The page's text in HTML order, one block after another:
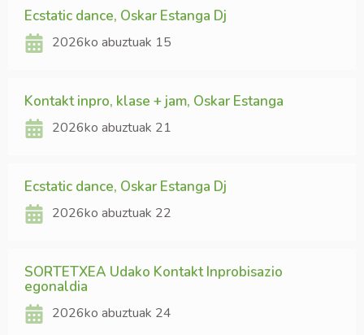
Ecstatic dance, Oskar Estanga Dj
2026ko abuztuak 15
Kontakt inpro, klase + jam, Oskar Estanga
2026ko abuztuak 21
Ecstatic dance, Oskar Estanga Dj
2026ko abuztuak 22
SORTETXEA Udako Kontakt Inprobisazio
egonaldia
2026ko abuztuak 24